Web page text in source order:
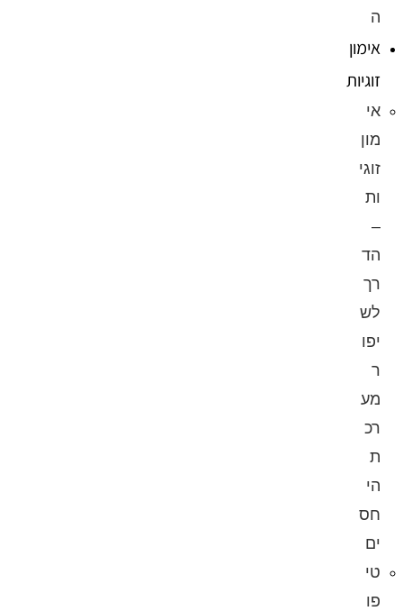
ה
אימון
זוגיות
אי
מון
זוגי
ות
–
הד
רך
לש
יפו
ר
מע
רכ
ת
הי
חס
ים
טי
פו